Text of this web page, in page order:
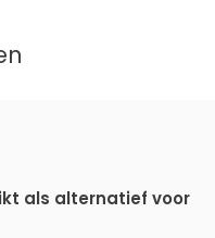
als alternatief voor